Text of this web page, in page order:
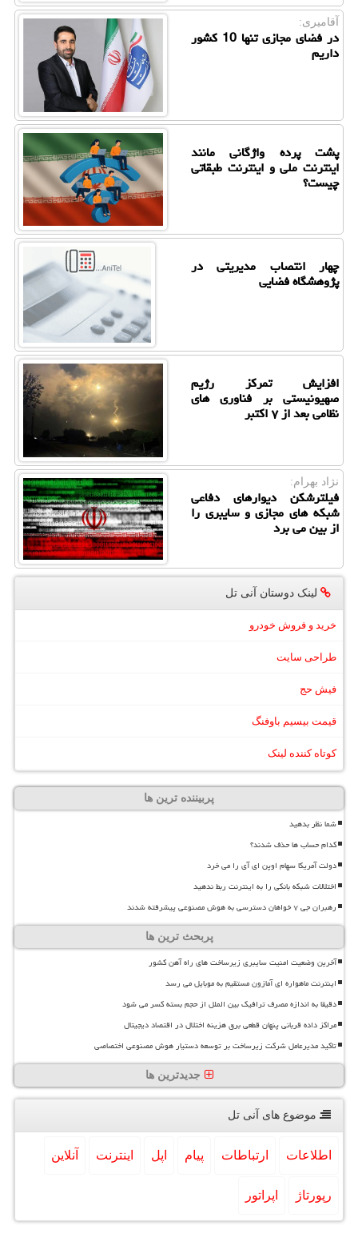
آقامیری:
در فضای مجازی تنها 10 کشور
داریم
پشت پرده واژگانی مانند
اینترنت ملی و اینترنت طبقاتی
چیست؟
چهار انتصاب مدیریتی در
پژوهشگاه فضایی
افزایش تمرکز رژیم
صهیونیستی بر فناوری های
نظامی بعد از ۷ اکتبر
نژاد بهرام:
فیلترشکن دیوارهای دفاعی
شبکه های مجازی و سایبری را
از بین می برد
لینک دوستان آنی تل
خرید و فروش خودرو
طراحی سایت
فیش حج
قیمت بیسیم باوفنگ
کوتاه کننده لینک
پربیننده ترین ها
شما نظر بدهید
کدام حساب ها حذف شدند؟
دولت آمریکا سهام اوپن ای آی را می خرد
اختلالات شبکه بانکی را به اینترنت ربط ندهید
رهبران جی ۷ خواهان دسترسی به هوش مصنوعی پیشرفته شدند
پربحث ترین ها
آخرین وضعیت امنیت سایبری زیرساخت های راه آهن کشور
اینترنت ماهواره ای آمازون مستقیم به موبایل می رسد
دقیقا به اندازه مصرف ترافیک بین الملل از حجم بسته کسر می شود
مراکز داده قربانی پنهان قطعی برق هزینه اختلال در اقتصاد دیجیتال
تاکید مدیرعامل شرکت زیرساخت بر توسعه دستیار هوش مصنوعی اختصاصی
جدیدترین ها
موضوع های آنی تل
اطلاعات ارتباطات پیام اپل اینترنت آنلاین
رپورتاژ اپراتور